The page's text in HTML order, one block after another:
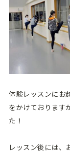
体験レッスンにお
をかけております
た！
レッスン後には、